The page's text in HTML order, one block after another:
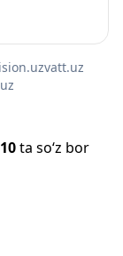
vatt.uz
ta so‘z bor